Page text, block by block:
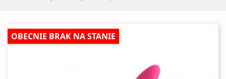
OBECNIE BRAK NA STANIE